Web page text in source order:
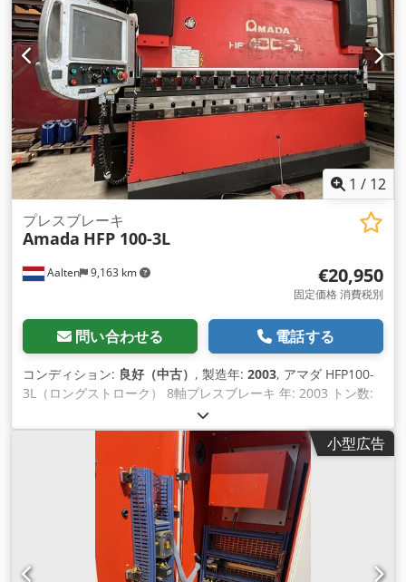
1 / 12
Aalten 9,163 km
プレスブレーキ
Amada HFP 100-3L
€20,950
固定価格 消費税別
問い合わせる 電話する
コンディション: 良好（中古） , 製造年: 2003, アマダ HFP100-
3L（ロングストローク） 8軸プレスブレーキ 年: 2003 トン数:
100トン 最大。曲げ長さ：3110mm 標準ストローク：350mm
アプローチ速度：100mm/秒 曲げ速度：10mm/秒 戻り速度：
100mm/秒 重量: 7100kg 寸法 機長：4498mm Chodpfxovn S I
Dj Ah Roa 機械幅：2450mm ビーム幅：60mm サイドフレー
ム間の距離: 2705 mm 機械高さ：2860mm 開いた高さ: 620
mm CNC 制御タイプ: AMNC ディスプレイ: タッチスクリーン
Akas レーザーセキュリティ 操舵軸：8軸、Y1、Y2、X1、X2、
R1、R2、Z1、Z2 利用可能なドキュメント Digipro 角度測定シ
ステム 1セットのツールが付属
小型広告